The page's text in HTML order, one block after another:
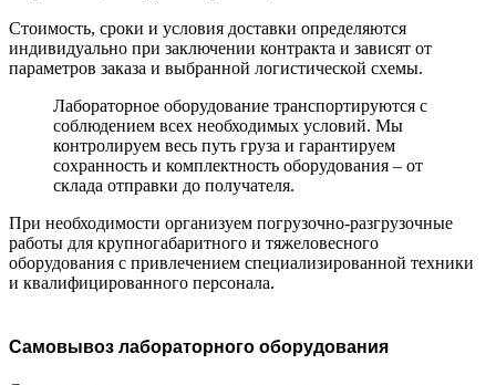
Стоимость, сроки и условия доставки определяются
индивидуально при заключении контракта и зависят от
параметров заказа и выбранной логистической схемы.
Лабораторное оборудование транспортируются с
соблюдением всех необходимых условий. Мы
контролируем весь путь груза и гарантируем
сохранность и комплектность оборудования – от
склада отправки до получателя.
При необходимости организуем погрузочно-разгрузочные
работы для крупногабаритного и тяжеловесного
оборудования с привлечением специализированной техники
и квалифицированного персонала.
Самовывоз лабораторного оборудования